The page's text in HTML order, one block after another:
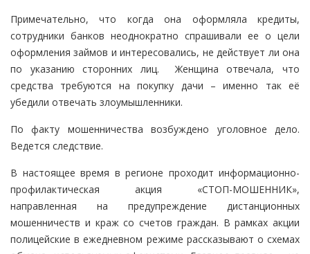
Примечательно, что когда она оформляла кредиты,
сотрудники банков неоднократно спрашивали ее о цели
оформления займов и интересовались, не действует ли она
по указанию сторонних лиц. Женщина отвечала, что
средства требуются на покупку дачи – именно так её
убедили отвечать злоумышленники.
По факту мошенничества возбуждено уголовное дело.
Ведется следствие.
В настоящее время в регионе проходит информационно-
профилактическая акция «СТОП-МОШЕННИК»,
направленная на предупреждение дистанционных
мошенничеств и краж со счетов граждан. В рамках акции
полицейские в ежедневном режиме рассказывают о схемах